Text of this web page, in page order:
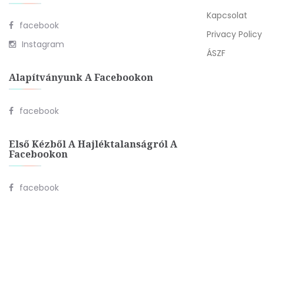
facebook
Instagram
Alapítványunk A Facebookon
facebook
Első Kézből A Hajléktalanságról A
Facebookon
facebook
Kapcsolat
Privacy Policy
ÁSZF